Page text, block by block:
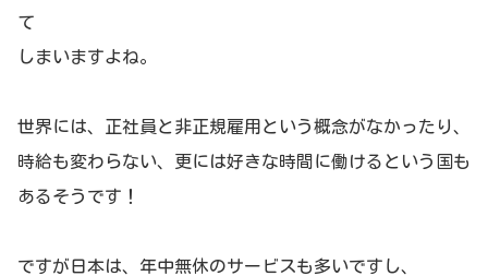
て
しまいますよね。
世界には、正社員と非正規雇用という概念がなかったり、
時給も変わらない、更には好きな時間に働けるという国も
あるそうです！
ですが日本は、年中無休のサービスも多いですし、